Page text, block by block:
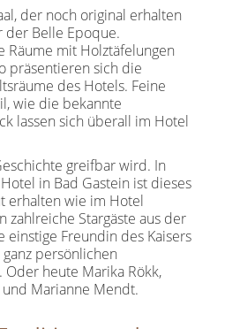
der noch original erhalten
der Belle Epoque.
Räume mit Holztäfelungen
präsentieren sich die
des Hotels. Feine
wie die bekannte
lassen sich überall im Hotel
greifbar wird. In
in Bad Gastein ist dieses
erhalten wie im Hotel
zahlreiche Stargäste aus der
einstige Freundin des Kaisers
persönlichen
Oder heute Marika Rökk,
Marianne Mendt.